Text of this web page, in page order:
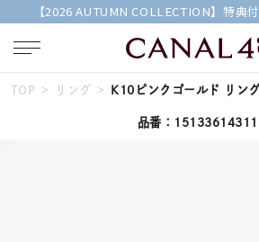
【2026 AUTUMN COLLECTION】特典
キー
TOP リング K10ピンクゴールド リン
品番：